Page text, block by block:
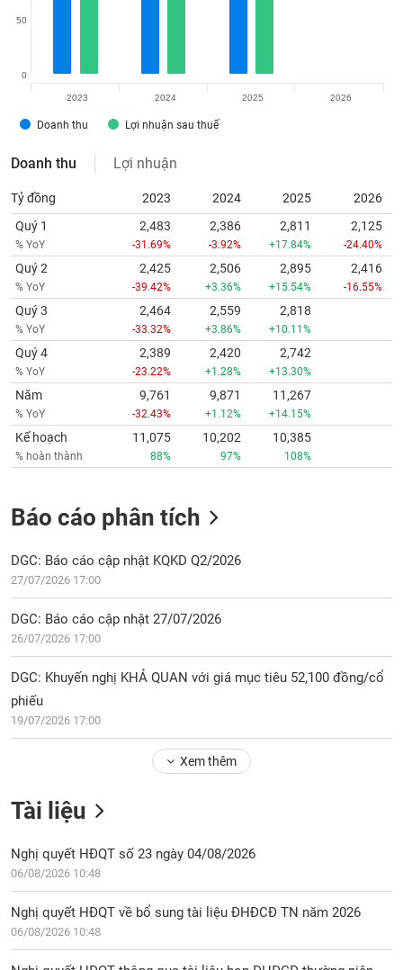
Doanh thu Lợi nhuận sau thuế
0
50
2023 2024 2025 2026
Doanh thu Lợi nhuận
Tỷ đồng 2023 2024 2025
2026
Quý 1
% YoY
2,483
-31.69%
2,386
-3.92%
2,811
+17.84%
2,125
-24.40%
Quý 2
% YoY
2,425
-39.42%
2,506
+3.36%
2,895
+15.54%
2,416
-16.55%
Quý 3
% YoY
2,464
-33.32%
2,559
+3.86%
2,818
+10.11%
Quý 4
% YoY
2,389
-23.22%
2,420
+1.28%
2,742
+13.30%
Năm
% YoY
9,761
-32.43%
9,871
+1.12%
11,267
+14.15%
Kế hoạch
% hoàn thành
11,075
88%
10,202
97%
10,385
108%
Báo cáo phân tích
DGC: Báo cáo cập nhật KQKD Q2/2026
27/07/2026 17:00
DGC: Báo cáo cập nhật 27/07/2026
26/07/2026 17:00
DGC: Khuyến nghị KHẢ QUAN với giá mục tiêu 52,100 đồng/cổ
phiếu
19/07/2026 17:00
Xem thêm
Tài liệu
Nghị quyết HĐQT số 23 ngày 04/08/2026
06/08/2026 10:48
Nghị quyết HĐQT về bổ sung tài liệu ĐHĐCĐ TN năm 2026
06/08/2026 10:48